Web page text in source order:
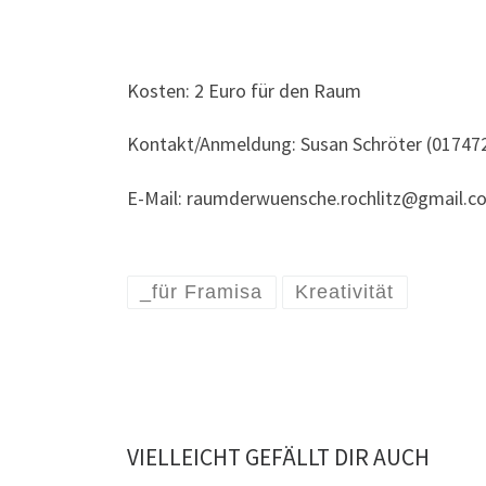
Kosten: 2 Euro für den Raum
Kontakt/Anmeldung: Susan Schröter
E-Mail:
_für Framisa Kreativität
VIELLEICHT GEFÄLLT DIR AUCH